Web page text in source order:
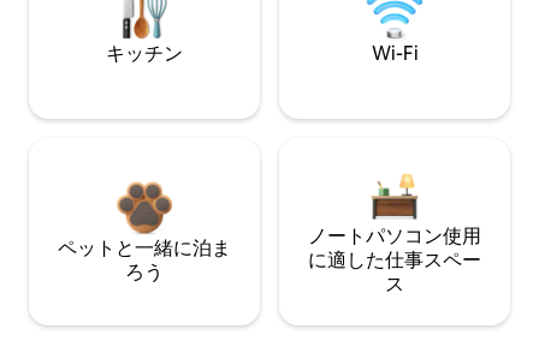
キッチン Wi-Fi
ペットと一緒に泊ま
ろう
ノートパソコン使用
に適した仕事スペー
ス